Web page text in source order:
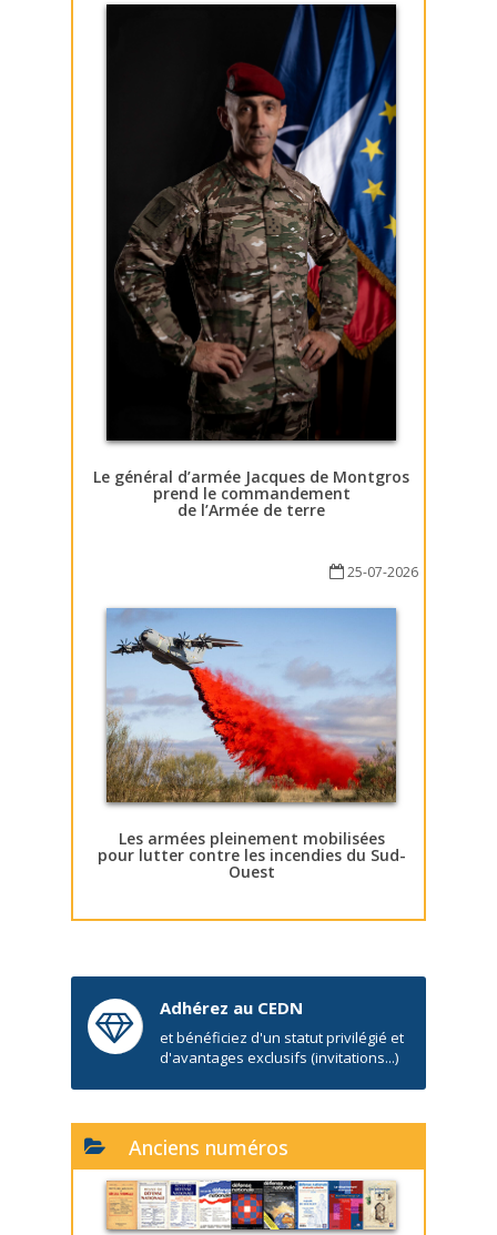
Le général d’armée Jacques de Montgros
prend le commandement
de l’Armée de terre
25-07-2026
Les armées pleinement mobilisées
pour lutter contre les incendies du Sud-
Ouest
Adhérez au CEDN
et bénéficiez d'un statut privilégié et
d'avantages exclusifs (invitations...)
Anciens numéros